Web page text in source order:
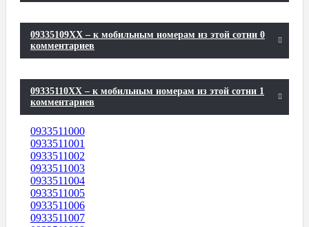
09335109XX – к мобильным номерам из этой сотни 0
комментариев
09335110XX – к мобильным номерам из этой сотни 1
комментариев
0933511000
0933511001
0933511002
0933511003
0933511004
0933511005
0933511006
0933511007